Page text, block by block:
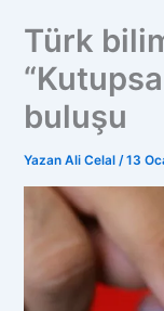
Türk
buluşu
Yazan Ali Celal/13